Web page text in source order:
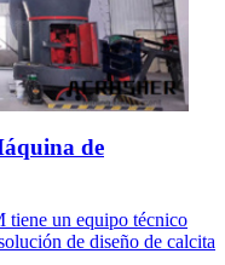
de
tiene un equipo técnico
de diseño de calcita